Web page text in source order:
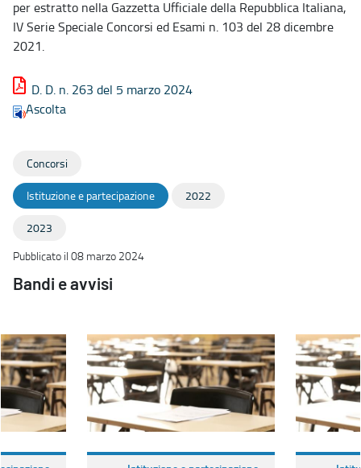
per estratto nella Gazzetta Ufficiale della Repubblica Italiana,
IV Serie Speciale Concorsi ed Esami n. 103 del 28 dicembre
2021.
D. D. n. 263 del 5 marzo 2024
Ascolta
Concorsi
Istituzione e partecipazione 2022
2023
Pubblicato il 08 marzo 2024
Bandi e avvisi